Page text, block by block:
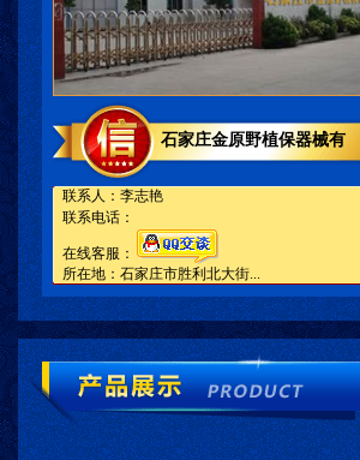
石家庄金原野植保器械有
联系人：李志艳
联系电话：
在线客服：
所在地：石家庄市胜利北大街...